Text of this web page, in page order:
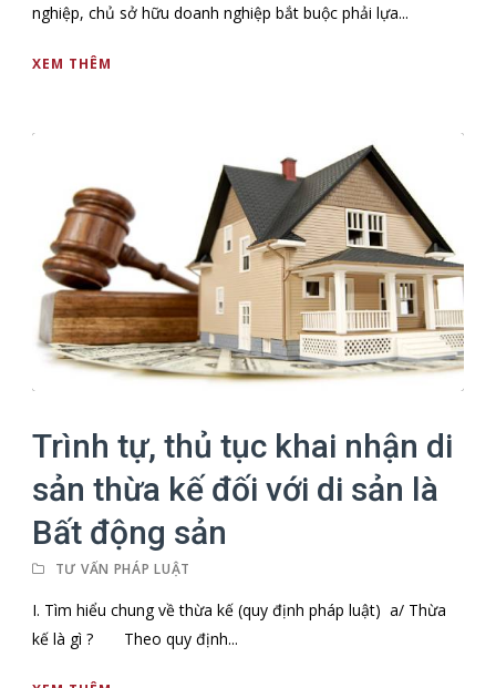
nghiệp, chủ sở hữu doanh nghiệp bắt buộc phải lựa...
XEM THÊM
Trình tự, thủ tục khai nhận di
sản thừa kế đối với di sản là
Bất động sản
TƯ VẤN PHÁP LUẬT
I. Tìm hiểu chung về thừa kế (quy định pháp luật) a/ Thừa
kế là gì ? Theo quy định...